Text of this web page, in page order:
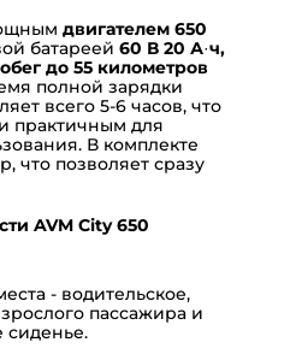
двигателем 650
батареей 60 В 20 А·ч,
до 55 километров
полной зарядки
всего 5-6 часов, что
практичным для
В комплекте
что позволяет сразу
AVM City 650
- водительское,
пассажира и
сиденье.